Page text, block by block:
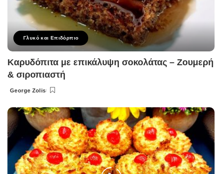
Γλυκό και Επιδόρπιο
Καρυδόπιτα με επικάλυψη σοκολάτας – Ζουμερή
& σιροπιαστή
Posted
George Zolis